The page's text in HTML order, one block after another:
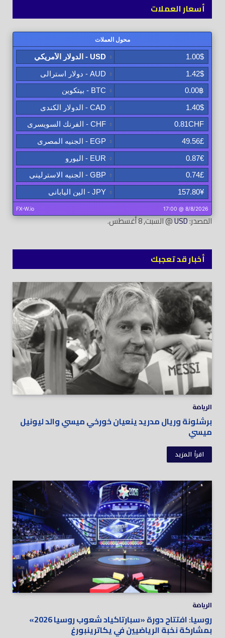
أسعار العملات
المصدر:USD@ السبت, 8 أغسطس.
أخبار قد تعجبك
الرياضة
برشلونة وريال مدريد ينعيان خورخي ميسي والد ليونيل
ميسي
اقرأ المزيد
الرياضة
روسيا: افتتاح دورة «سبارتاكياد شعوب روسيا 2026»
بمشاركة نخبة الرياضيين في يكاترينبورغ